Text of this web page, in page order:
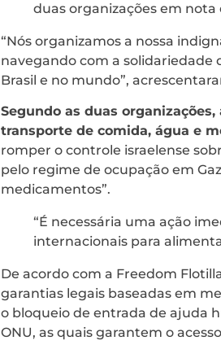
duas organizações em nota
“Nós organizamos a nossa
navegando com a solidariedade
Brasil e no mundo”,
Segundo as duas
transporte de comida, água e
romper o controle israelense
pelo regime de ocupação em
medicamentos”.
“É necessária uma ação
internacionais para
De acordo com a Freedom
garantias legais baseadas em
o bloqueio de entrada de ajuda
ONU, as quais garantem o